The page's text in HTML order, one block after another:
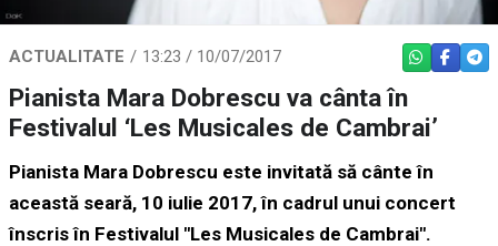
ACTUALITATE 13:23 / 10/07/2017 WHATSAPP
Pianista Mara Dobrescu va cânta în
Festivalul ‘Les Musicales de Cambrai’
Pianista Mara Dobrescu este invitată să cânte în
această seară, 10 iulie 2017, în cadrul unui concert
înscris în Festivalul "Les Musicales de Cambrai".